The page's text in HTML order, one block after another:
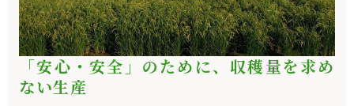
「安心・安全」のために、収穫量を求め
ない生産